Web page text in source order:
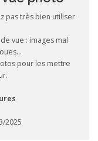
pas très bien utiliser
vue : images mal
pour les mettre
2025